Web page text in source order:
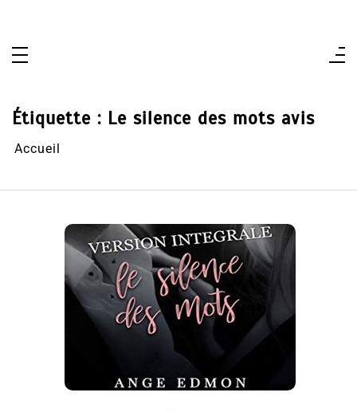
Étiquette : Le silence des mots avis
Accueil